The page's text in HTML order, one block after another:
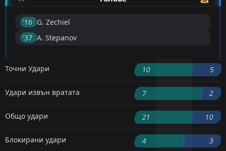
'16 ︎ G. Zechiel
'37 ︎ A. Stepanov
Точни Удари 10 5
Удари извън вратата 7 2
Общо удари 21 10
Блокирани удари 4 3